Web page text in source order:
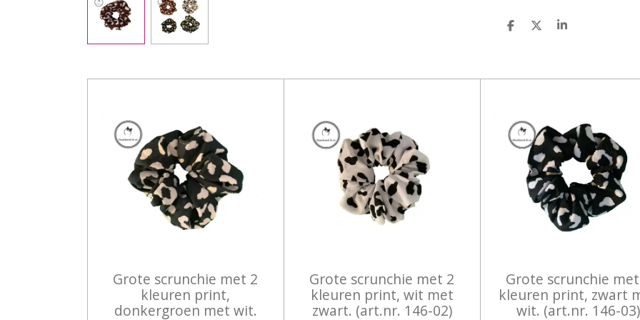
D
D
S
Grote scrunchie met 2
kleuren print,
donkergroen met wit.
Grote scrunchie met 2
kleuren print, wit met
zwart. (art.nr. 146-02)
Grote scrunchie
kleuren print, zwart
wit. (art.nr. 146-03)